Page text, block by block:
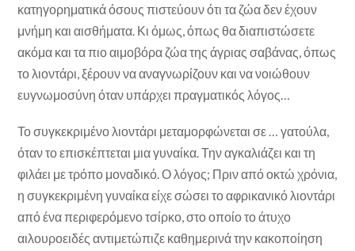
κατηγορηματικά όσους πιστεύουν ότι τα ζώα δεν έχουν
μνήμη και αισθήματα. Κι όμως, όπως θα διαπιστώσετε
ακόμα και τα πιο αιμοβόρα ζώα της άγριας σαβάνας, όπως
το λιοντάρι, ξέρουν να αναγνωρίζουν και να νοιώθουν
ευγνωμοσύνη όταν υπάρχει πραγματικός λόγος…
Το συγκεκριμένο λιοντάρι μεταμορφώνεται σε … γατούλα,
όταν το επισκέπτεται μια γυναίκα. Την αγκαλιάζει και τη
φιλάει με τρόπο μοναδικό. Ο λόγος; Πριν από οκτώ χρόνια,
η συγκεκριμένη γυναίκα είχε σώσει το αφρικανικό λιοντάρι
από ένα περιφερόμενο τσίρκο, στο οποίο το άτυχο
αιλουροειδές αντιμετώπιζε καθημερινά την κακοποίηση